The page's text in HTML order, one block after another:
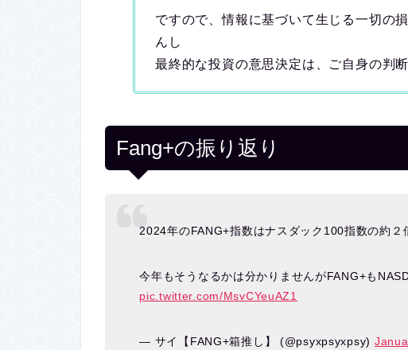
ですので、情報に基づいて生じる一切の
んし
最終的な投資の意思決定は、ご自身の判
Fang+の振り返り
2024年のFANG+指数はナスダック100指数の約２
今年もそうなるかは分かりませんがFANG+も
pic.twitter.com/MsvCYeuAZ1
— サイ【FANG+箱推し】 (@psyxpsyxpsy)